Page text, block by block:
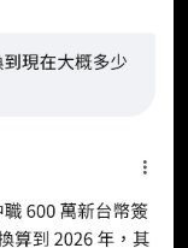
感受到，戰神不
他一起建立一
年在CBA選
場均攻下19.6